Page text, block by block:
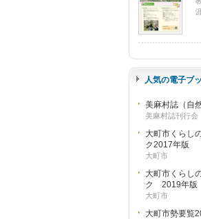
人気の電子ブ
美麻村誌（自然
美麻村誌刊行会
大町市くらし
ク2017年版
大町市
大町市くらし
ク 2019年版
大町市
大町市勢要覧